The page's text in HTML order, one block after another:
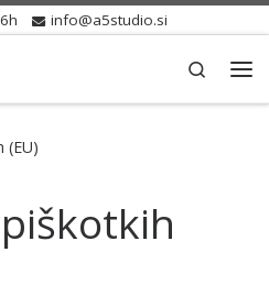
info@a5studio.si
Search
(EU)